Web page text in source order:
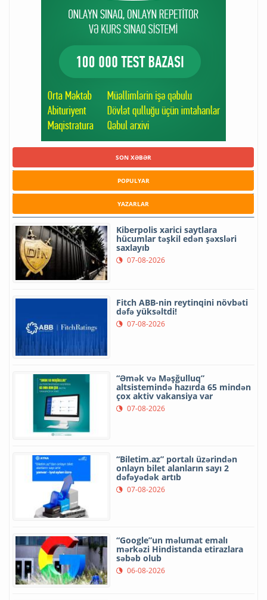
SON XƏBƏR
POPULYAR
YAZARLAR
Kiberpolis xarici saytlara
hücumlar təşkil edən şəxsləri
saxlayıb
07-08-2026
Fitch ABB-nin reytinqini növbəti
dəfə yüksəltdi!
07-08-2026
“Əmək və Məşğulluq”
altsistemində hazırda 65 mindən
çox aktiv vakansiya var
07-08-2026
“Biletim.az” portalı üzərindən
onlayn bilet alanların sayı 2
dəfəyədək artıb
07-08-2026
“Google”un məlumat emalı
mərkəzi Hindistanda etirazlara
səbəb olub
06-08-2026